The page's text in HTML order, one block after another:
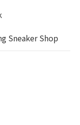
Sneaker Shop